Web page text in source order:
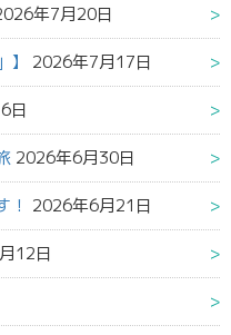
年7月20日
2026年7月17日
日
2026年6月30日
2026年6月21日
12日